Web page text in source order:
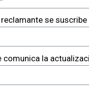
reclamante se
comunica la